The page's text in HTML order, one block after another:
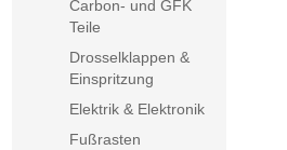
Carbon- und GFK
Teile
Drosselklappen &
Einspritzung
Elektrik & Elektronik
Fußrasten